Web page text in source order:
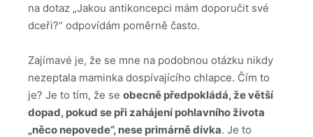
na dotaz „Jakou antikoncepci mám doporučit své
dceři?“ odpovídám poměrně často.
Zajímavé je, že se mne na podobnou otázku nikdy
nezeptala maminka dospívajícího chlapce. Čím to
je? Je to tím, že se obecně předpokládá, že větší
dopad, pokud se při zahájení pohlavního života
„něco nepovede“, nese primárně dívka. Je to